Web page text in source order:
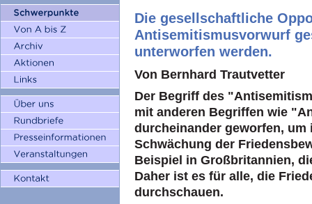
Die gesellschaftliche
Antisemitismusvorwurf
unterworfen werden.
Von Bernhard Trautvetter
Der Begriff des
mit anderen Begriffen wie
durcheinander geworfen,
Schwächung der
Beispiel in Großbritannien,
Daher ist es für alle, die
durchschauen.